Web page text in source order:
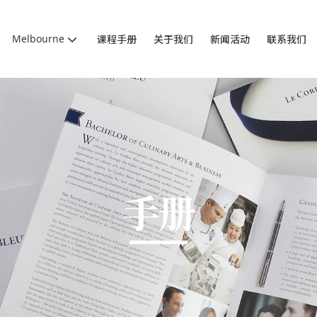
Melbourne 课程手册 关于我们 新闻活动 联系我们
手册